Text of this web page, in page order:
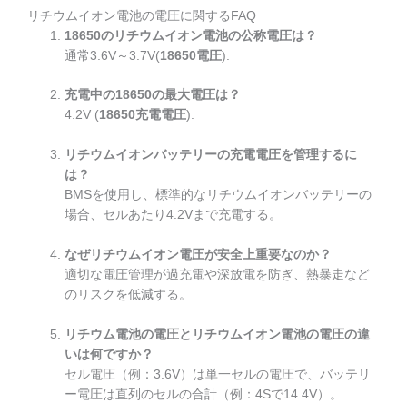
リチウムイオン電池の電圧に関するFAQ
18650のリチウムイオン電池の公称電圧は？
通常3.6V～3.7V(18650電圧).
充電中の18650の最大電圧は？
4.2V (18650充電電圧).
リチウムイオンバッテリーの充電電圧を管理するに
は？
BMSを使用し、標準的なリチウムイオンバッテリーの
場合、セルあたり4.2Vまで充電する。
なぜリチウムイオン電圧が安全上重要なのか？
適切な電圧管理が過充電や深放電を防ぎ、熱暴走など
のリスクを低減する。
リチウム電池の電圧とリチウムイオン電池の電圧の違
いは何ですか？
セル電圧（例：3.6V）は単一セルの電圧で、バッテリ
ー電圧は直列のセルの合計（例：4Sで14.4V）。